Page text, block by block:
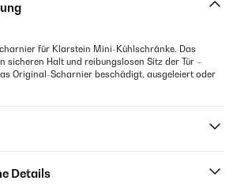
für Klarstein Mini-Kühlschränke. Das
sicheren Halt und reibungslosen Sitz der Tür –
Original-Scharnier beschädigt, ausgeleiert oder
Details